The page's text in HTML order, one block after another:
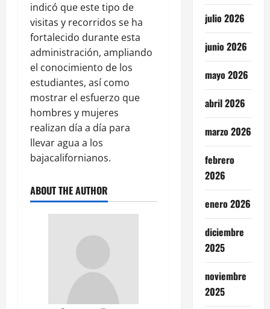
indicó que este tipo de
visitas y recorridos se ha
fortalecido durante esta
administración, ampliando
el conocimiento de los
estudiantes, así como
mostrar el esfuerzo que
hombres y mujeres
realizan día a día para
llevar agua a los
bajacalifornianos.
ABOUT THE AUTHOR
julio 2026
junio 2026
mayo 2026
abril 2026
marzo 2026
febrero
2026
enero 2026
diciembre
2025
noviembre
2025